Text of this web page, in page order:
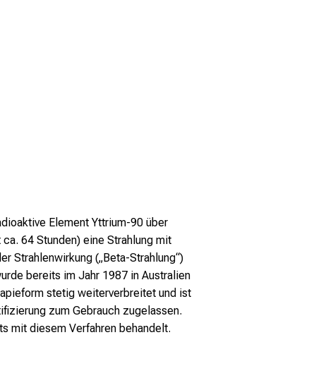
Element Yttrium-90 über
64 Stunden) eine Strahlung mit
Strahlenwirkung („Beta-Strahlung“)
bereits im Jahr 1987 in Australien
stetig weiterverbreitet und ist
zum Gebrauch zugelassen.
mit diesem Verfahren behandelt.